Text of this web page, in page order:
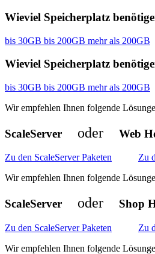
Wieviel Speicherplatz
bis 30GB bis 200GB mehr als 200GB
Wieviel Speicherplatz
bis 30GB bis 200GB mehr als 200GB
Wir empfehlen Ihnen folgende
ScaleServer oder Web
Zu den ScaleServer Paketen
Zu
Wir empfehlen Ihnen folgende
ScaleServer oder Shop
Zu den ScaleServer Paketen
Zu
Wir empfehlen Ihnen folgende